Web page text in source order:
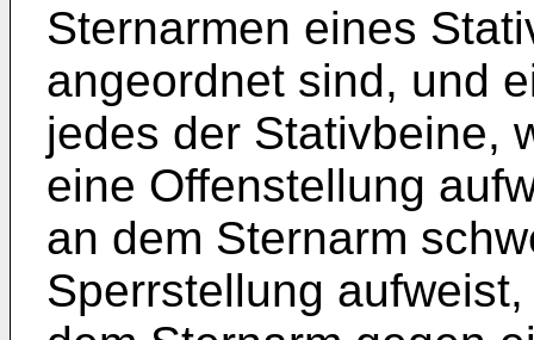
Sternarmen eines
angeordnet sind, und
jedes der Stativbeine,
eine Offenstellung
an dem Sternarm
Sperrstellung